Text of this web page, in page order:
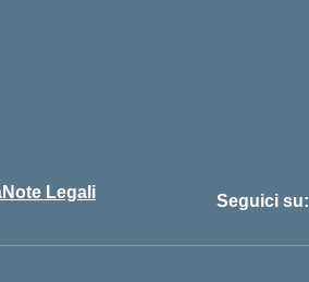
Note Legali Seguici su: